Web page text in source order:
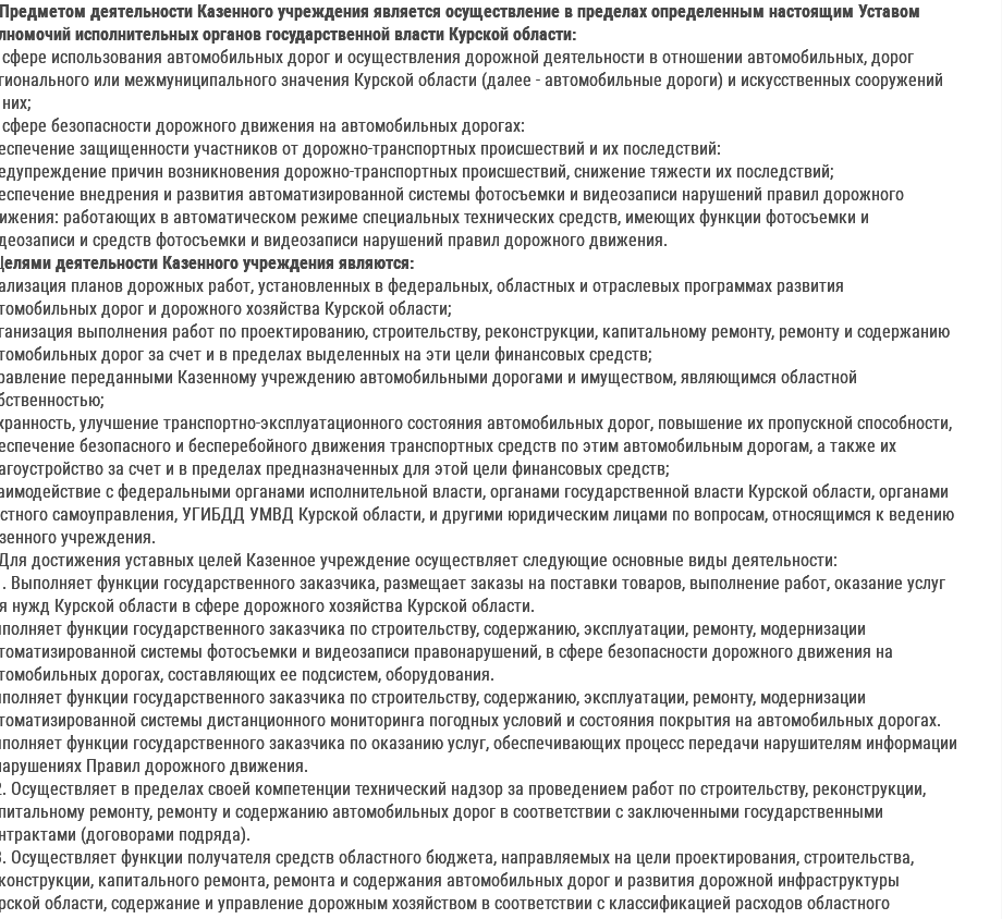
деятельности Казенного учреждения является осуществление в пределах определенным настоящим Уставом
исполнительных органов государственной власти Курской области:
использования автомобильных дорог и осуществления дорожной деятельности в отношении автомобильных, дорог
или межмуниципального значения Курской области (далее - автомобильные дороги) и искусственных сооружений
безопасности дорожного движения на автомобильных дорогах:
защищенности участников от дорожно-транспортных происшествий и их последствий:
причин возникновения дорожно-транспортных происшествий, снижение тяжести их последствий;
внедрения и развития автоматизированной системы фотосъемки и видеозаписи нарушений правил дорожного
работающих в автоматическом режиме специальных технических средств, имеющих функции фотосъемки и
и средств фотосъемки и видеозаписи нарушений правил дорожного движения.
елями деятельности Казенного учреждения являются:
планов дорожных работ, установленных в федеральных, областных и отраслевых программах развития
дорог и дорожного хозяйства Курской области;
выполнения работ по проектированию, строительству, реконструкции, капитальному ремонту, ремонту и содержанию
дорог за счет и в пределах выделенных на эти цели финансовых средств;
переданными Казенному учреждению автомобильными дорогами и имуществом, являющимся областной
улучшение транспортно-эксплуатационного состояния автомобильных дорог, повышение их пропускной способности,
безопасного и бесперебойного движения транспортных средств по этим автомобильным дорогам, а также их
за счет и в пределах предназначенных для этой цели финансовых средств;
с федеральными органами исполнительной власти, органами государственной власти Курской области, органами
самоуправления, УГИБДД УМВД Курской области, и другими юридическим лицами по вопросам, относящимся к ведению
учреждения.
достижения уставных целей Казенное учреждение осуществляет следующие основные виды деятельности:
Выполняет функции государственного заказчика, размещает заказы на поставки товаров, выполнение работ, оказание услуг
нужд Курской области в сфере дорожного хозяйства Курской области.
функции государственного заказчика по строительству, содержанию, эксплуатации, ремонту, модернизации
системы фотосъемки и видеозаписи правонарушений, в сфере безопасности дорожного движения на
дорогах, составляющих ее подсистем, оборудования.
функции государственного заказчика по строительству, содержанию, эксплуатации, ремонту, модернизации
системы дистанционного мониторинга погодных условий и состояния покрытия на автомобильных дорогах.
функции государственного заказчика по оказанию услуг, обеспечивающих процесс передачи нарушителям информации
Правил дорожного движения.
Осуществляет в пределах своей компетенции технический надзор за проведением работ по строительству, реконструкции,
ремонту, ремонту и содержанию автомобильных дорог в соответствии с заключенными государственными
(договорами подряда).
Осуществляет функции получателя средств областного бюджета, направляемых на цели проектирования, строительства,
капитального ремонта, ремонта и содержания автомобильных дорог и развития дорожной инфраструктуры
области, содержание и управление дорожным хозяйством в соответствии с классификацией расходов областного